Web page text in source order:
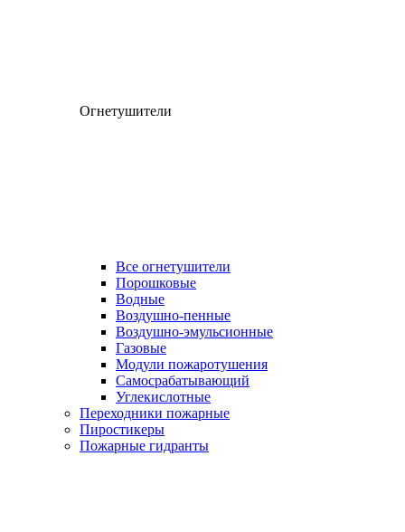
Огнетушители
Все огнетушители
Порошковые
Водные
Воздушно-пенные
Воздушно-эмульсионные
Газовые
Модули пожаротушения
Самосрабатывающий
Углекислотные
Переходники пожарные
Пиростикеры
Пожарные гидранты